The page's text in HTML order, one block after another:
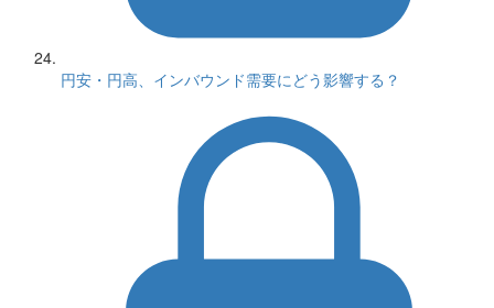
円安・円高、インバウンド需要にどう影響する？